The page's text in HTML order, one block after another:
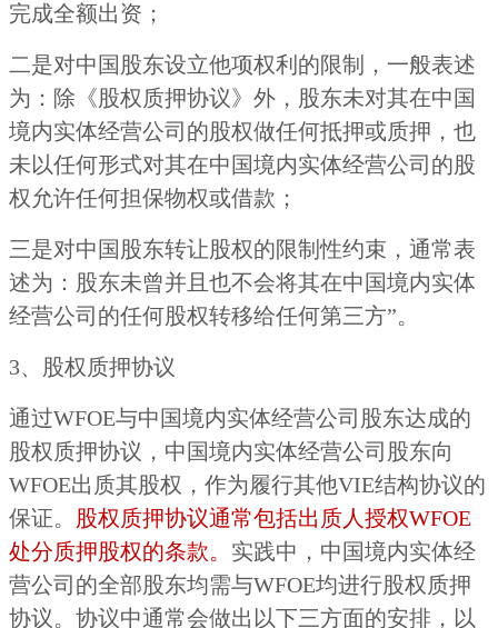
完成全额出资；
二是对中国股东设立他项权利的限制
，一般表述
为：除《股权质押协议》外，股东未对其在中国
境内实体经营公司的股权做任何抵押或质押，也
未以任何形式对其在中国境内实体经营公司的股
权允许任何担保物权或借款；
三是对中国股东转让股权的限制性约束 ，通常表
述为：股东未曾并且也不会将其在中国境内实体
经营公司的任何股权转移给任何第三方”。
3、股权质押协议
通过WFOE与中国境内实体经营公司股东达成的
股权质押协议，中国境内实体经营公司股东向
WFOE出质其股权，作为履行其他VIE结构协议的
保证。 股权质押协议通常包括出质人授权WFOE
处分质押股权的条款。 实践中，中国境内实体经
营公司的全部股东均需与WFOE均进行股权质押
协议。协议中通常会做出以下三方面的安排，以